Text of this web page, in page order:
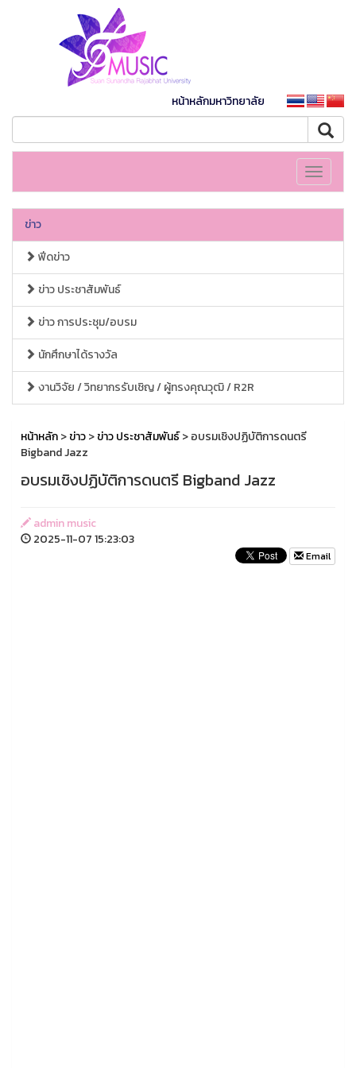
หน้าหลักมหาวิทยาลัย
Toggle
ข่าว
ฟีดข่าว
ข่าว ประชาสัมพันธ์
ข่าว การประชุม/อบรม
นักศึกษาได้รางวัล
งานวิจัย / วิทยากรรับเชิญ / ผู้ทรงคุณวุฒิ / R2R
หน้าหลัก>ข่าว>ข่าว ประชาสัมพันธ์> อบรมเชิงปฏิบัติการดนตรี
Bigband Jazz
อบรมเชิงปฏิบัติการดนตรี Bigband Jazz
admin music
2025-11-07 15:23:03
Email